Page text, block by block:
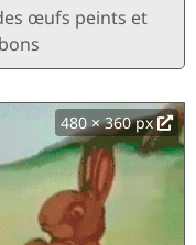
œufs peints et
480 × 360 px